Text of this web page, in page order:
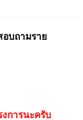
บถามราย
งการนะครับ